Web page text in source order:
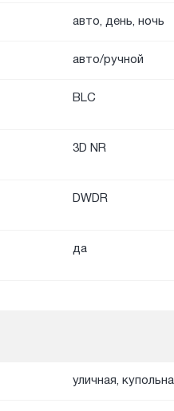
авто, день, ночь
авто/ручной
BLC
3D NR
DWDR
да
уличная,